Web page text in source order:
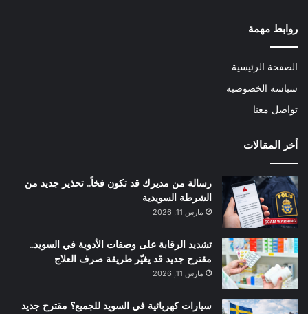
روابط مهمة
الصفحة الرئيسية
سياسة الخصوصية
تواصل معنا
أخر المقالات
رسالة من مديرك قد تكون فخاً.. تحذير جديد من
الشرطة السويدية
مارس 11, 2026
تشديد الرقابة على وصفات الأدوية في السويد..
مقترح جديد قد يغيّر طريقة صرف العلاج
مارس 11, 2026
سيارات كهربائية في السويد للجميع؟ مقترح جديد